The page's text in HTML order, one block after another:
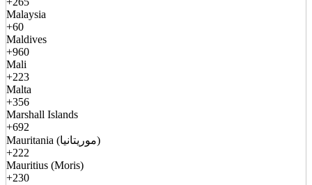
Malaysia
+60
Maldives
+960
Mali
+223
Malta
+356
Marshall Islands
+692
Mauritania (موريتانيا)
+222
Mauritius (Moris)
+230